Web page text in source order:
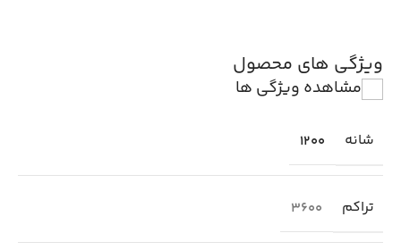
ویژگی های محصول
مشاهده ویژگی ها
شانه 1200
تراکم 3600